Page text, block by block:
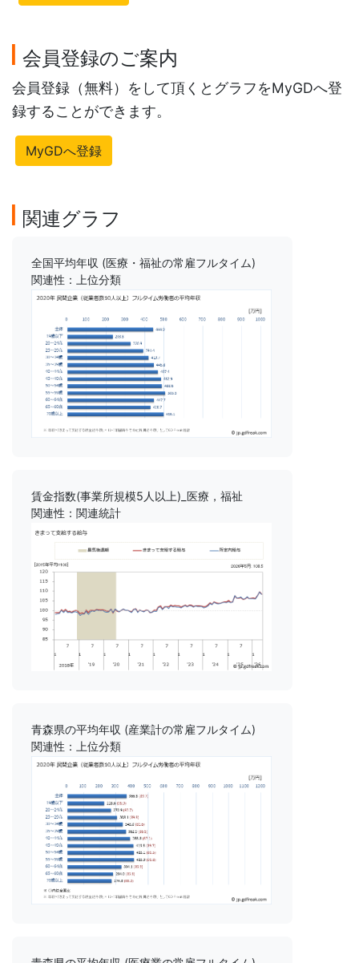
会員登録のご案内
会員登録（無料）をして頂くとグラフをMyGDへ登
録することができます。
MyGDへ登録
関連グラフ
全国平均年収 (医療・福祉の常雇フルタイム)
関連性：上位分類
賃金指数(事業所規模5人以上)_医療，福祉
関連性：関連統計
青森県の平均年収 (産業計の常雇フルタイム)
関連性：上位分類